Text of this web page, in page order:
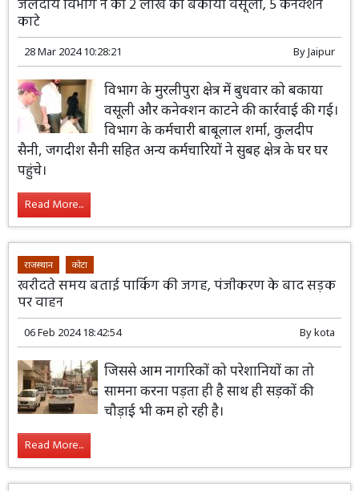
जलदाय विभाग ने की 2 लाख की बकाया वसूली, 5 कनेक्शन
काटे
28 Mar 2024 10:28:21 ByJaipur
विभाग के मुरलीपुरा क्षेत्र में बुधवार को बकाया
वसूली और कनेक्शन काटने की कार्रवाई की गई।
विभाग के कर्मचारी बाबूलाल शर्मा, कुलदीप
सैनी, जगदीश सैनी सहित अन्य कर्मचारियों ने सुबह क्षेत्र के घर घर
पहुंचे।
Read More...
राजस्थान कोटा
खरीदते समय बताई पार्किग की जगह, पंजीकरण के बाद सड़क
पर वाहन
06 Feb 2024 18:42:54 Bykota
जिससे आम नागरिकों को परेशानियों का तो
सामना करना पड़ता ही है साथ ही सड़कों की
चौड़ाई भी कम हो रही है।
Read More...